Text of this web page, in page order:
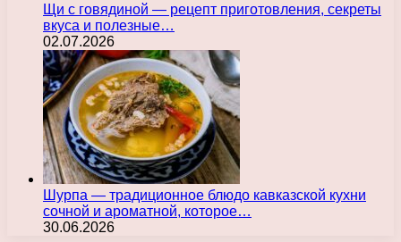
Щи с говядиной — рецепт приготовления, секреты
вкуса и полезные…
02.07.2026
Шурпа — традиционное блюдо кавказской кухни
сочной и ароматной, которое…
30.06.2026